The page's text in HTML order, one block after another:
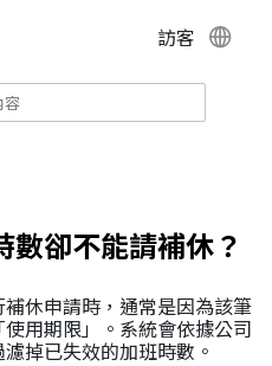
訪客
卻不能請補休？
休申請時，通常是因為該筆
用期限」。系統會依據公司
掉已失效的加班時數。